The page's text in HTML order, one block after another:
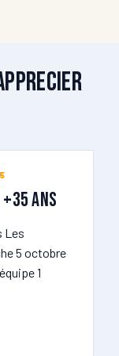
+35 ans
Les
5 octobre
1